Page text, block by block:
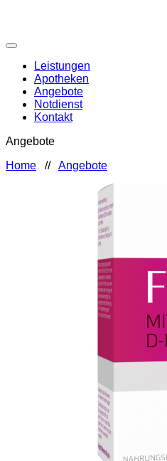
Leistungen
Apotheken
Angebote
Notdienst
Kontakt
Angebote
Home // Angebote